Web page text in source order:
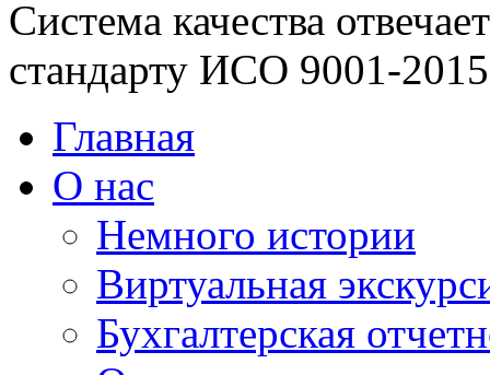
Система качества отвечает
стандарту ИСО 9001-2015
Главная
О нас
Немного истории
Виртуальная
Бухгалтерская